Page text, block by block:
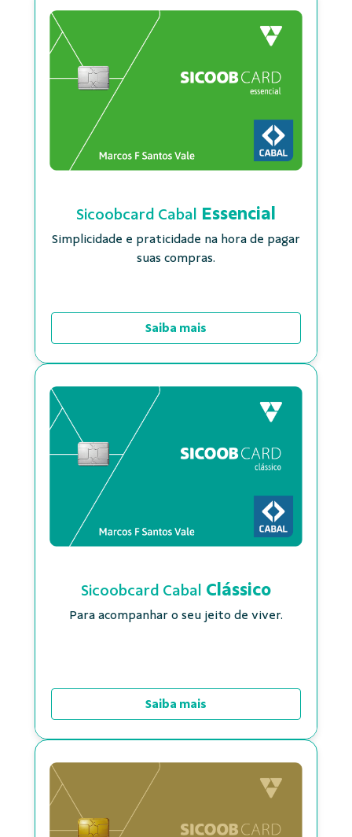
Sicoobcard Cabal Essencial
Simplicidade e praticidade na hora de pagar
suas compras.
Saiba mais
Sicoobcard Cabal Clássico
Para acompanhar o seu jeito de viver.
Saiba mais